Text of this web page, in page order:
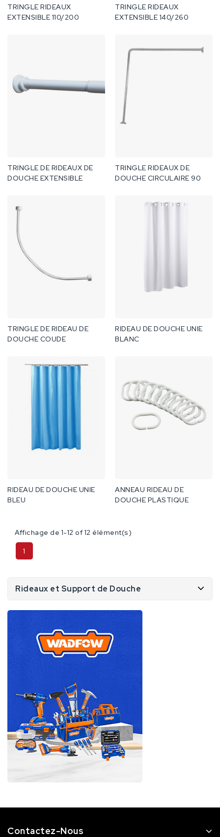
Rideaux et Support de Douche
TRINGLE RIDEAUX
EXTENSIBLE 110/200
TRINGLE RIDEAUX
EXTENSIBLE 140/260
TRINGLE DE RIDEAUX DE
DOUCHE EXTENSIBLE
TRINGLE RIDEAUX DE
DOUCHE CIRCULAIRE 90
TRINGLE DE RIDEAU DE
DOUCHE COUDE
RIDEAU DE DOUCHE UNIE
BLANC
RIDEAU DE DOUCHE UNIE
BLEU
ANNEAU RIDEAU DE
DOUCHE PLASTIQUE
Affichage de 1-12 of 12 élément(s)
1
Contactez-Nous